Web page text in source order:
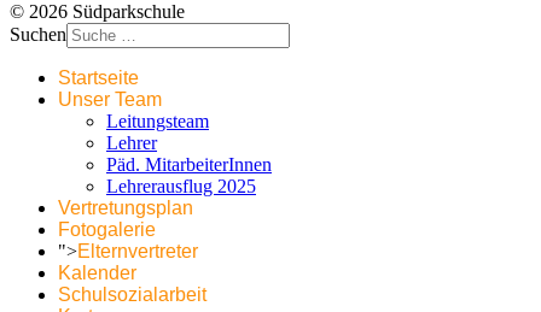
© 2026 Südparkschule
Suchen
Startseite
Unser Team
Leitungsteam
Lehrer
Päd. MitarbeiterInnen
Lehrerausflug 2025
Vertretungsplan
Fotogalerie
">Elternvertreter
Kalender
Schulsozialarbeit